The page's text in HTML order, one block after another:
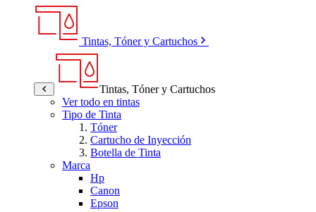
Tintas, Tóner y Cartuchos
Tintas, Tóner y Cartuchos
Ver todo en tintas
Tipo de Tinta
Tóner
Cartucho de Inyección
Botella de Tinta
Marca
Hp
Canon
Epson